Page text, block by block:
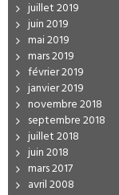
juillet 2019
juin 2019
mai 2019
mars 2019
février 2019
janvier 2019
novembre 2018
septembre 2018
juillet 2018
juin 2018
mars 2017
avril 2008